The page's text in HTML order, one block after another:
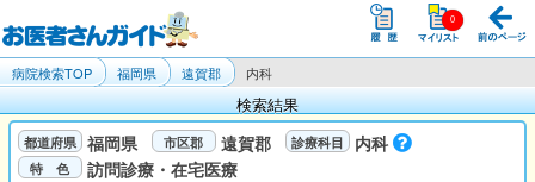
病院検索TOP 福岡県 遠賀郡 内科
検索結果
福岡県 遠賀郡
内科
訪問診療・在宅医療